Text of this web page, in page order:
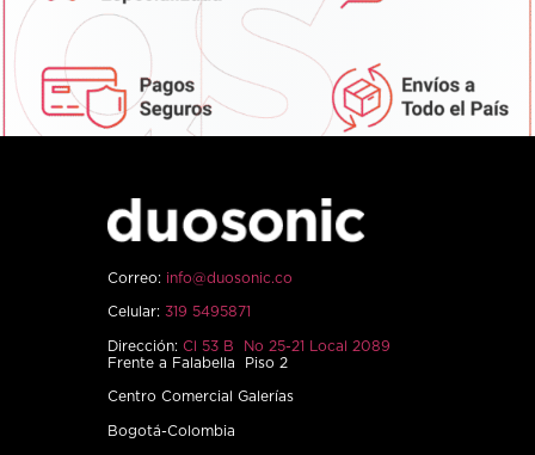
Correo: info@duosonic.co
Celular: 319 5495871
Dirección: Cl 53 B No 25-21 Local 2089
Frente a Falabella Piso 2
Centro Comercial Galerías
Bogotá-Colombia